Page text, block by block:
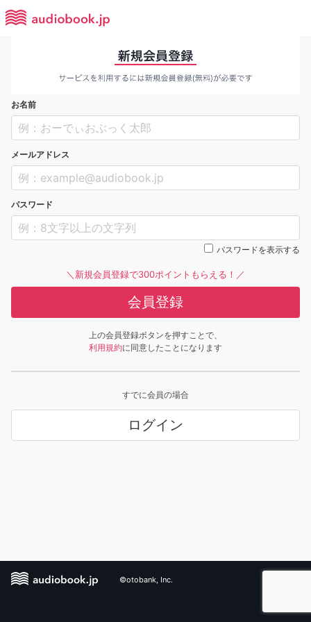
お名前
メールアドレス
パスワード
パスワードを表示する
＼新規会員登録で300ポイントもらえる！／
会員登録
上の会員登録ボタンを押すことで、
利用規約に同意したことになります
すでに会員の場合
ログイン
©otobank, Inc.